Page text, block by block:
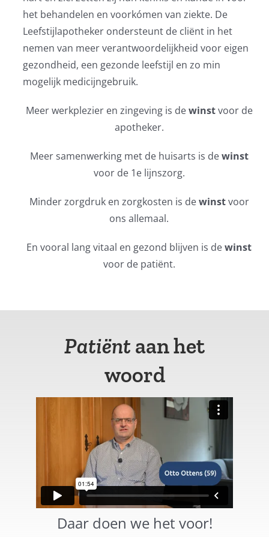
het behandelen en voorkómen van ziekte. De
Leefstijlapotheker ondersteunt de cliënt in het
nemen van meer verantwoordelijkheid voor eigen
gezondheid, een gezonde leefstijl en zo min
mogelijk medicijngebruik.
Meer werkplezier en zingeving is dewinstvoor de
apotheker.
Meer samenwerking met de huisarts is dewinst
voor de 1e lijnszorg.
Minder zorgdruk en zorgkosten is dewinstvoor
ons allemaal.
En vooral lang vitaal en gezond blijven is dewinst
voor de patiënt.
Patiënt aan het
woord
Daar doen we het voor!